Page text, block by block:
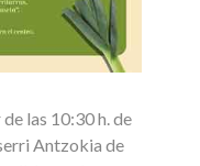
las 10:30 h. de
Antzokia de